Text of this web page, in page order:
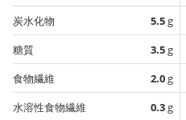
炭水化物
5.5g
糖質
3.5g
食物繊維
2.0g
水溶性食物繊維
0.3g